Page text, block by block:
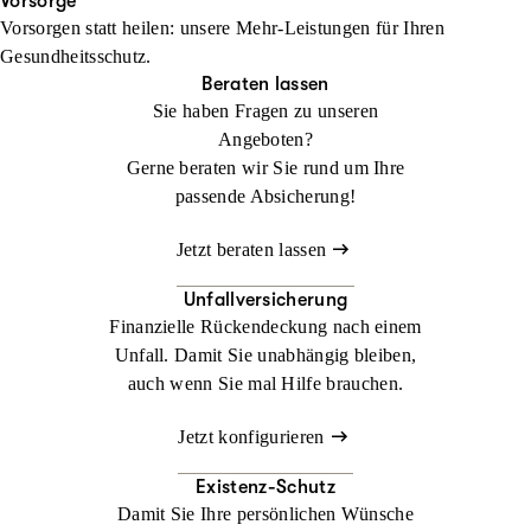
Jetzt konfigurieren Beraten lassen
zur Herausforderung werden. Mit der
Auslandsreisekrankenversicherung sind Sie weltweit bestens
Beraten lassen
Vorsorgen statt heilen: unsere Mehr-Leistungen für Ihren
Gesundheitsschutz.
Beraten lassen
Sie haben Fragen zu unseren
Angeboten?
Gerne beraten wir Sie rund um Ihre
passende Absicherung!
Jetzt beraten lassen
Unfallversicherung
Finanzielle Rückendeckung nach einem
Unfall. Damit Sie unabhängig bleiben,
auch wenn Sie mal Hilfe brauchen.
Jetzt konfigurieren
Existenz-Schutz
Damit Sie Ihre persönlichen Wünsche